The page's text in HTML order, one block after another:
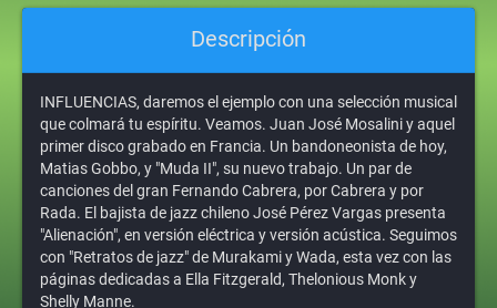
Descripción
INFLUENCIAS, daremos el ejemplo con una selección musical
que colmará tu espíritu. Veamos. Juan José Mosalini y aquel
primer disco grabado en Francia. Un bandoneonista de hoy,
Matias Gobbo, y "Muda II", su nuevo trabajo. Un par de
canciones del gran Fernando Cabrera, por Cabrera y por
Rada. El bajista de jazz chileno José Pérez Vargas presenta
"Alienación", en versión eléctrica y versión acústica. Seguimos
con "Retratos de jazz" de Murakami y Wada, esta vez con las
páginas dedicadas a Ella Fitzgerald, Thelonious Monk y
Shelly Manne.